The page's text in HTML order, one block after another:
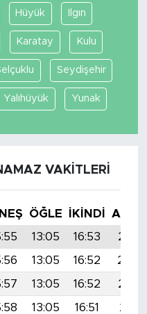
Hüyük Ilgın
Karatay Kulu
Seydişehir
Yalıhüyük Yunak
VAKITLERI
ÖĞLE İKINDI
13:05 16:53
13:05 16:52
13:05 16:52
13:05 16:51
20:01